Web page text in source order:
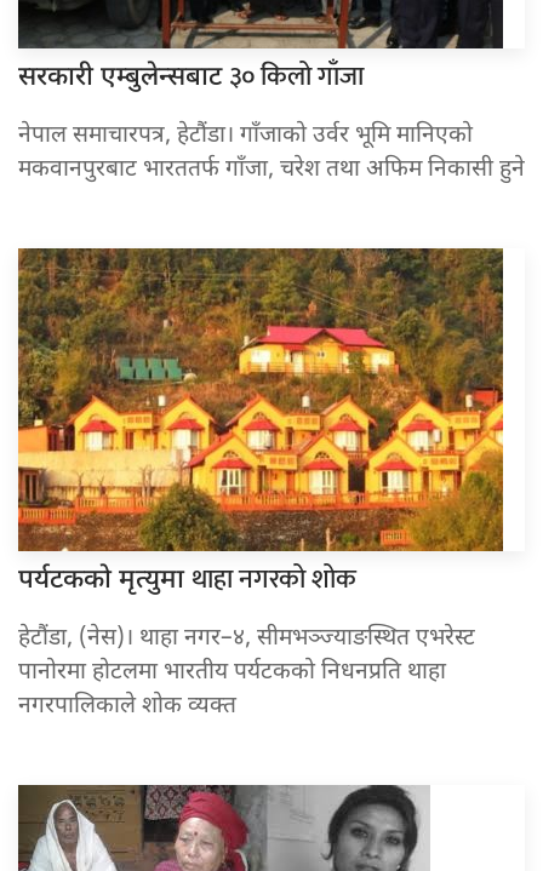
सरकारी एम्बुलेन्सबाट ३० किलो गाँजा
नेपाल समाचारपत्र, हेटौंडा। गाँजाको उर्वर भूमि मानिएको
मकवानपुरबाट भारततर्फ गाँजा, चरेश तथा अफिम निकासी हुने
पर्यटकको मृत्युमाथाहा नगरको शोक
हेटौंडा, (नेस)। थाहा नगर–४, सीमभञ्ज्याङस्थित एभरेस्ट
पानोरमा होटलमा भारतीय पर्यटकको निधनप्रति थाहा
नगरपालिकाले शोक व्यक्त